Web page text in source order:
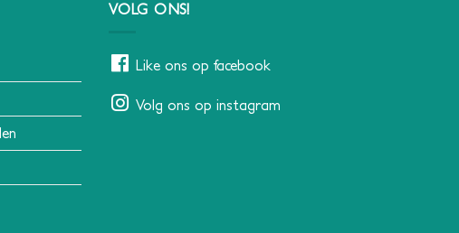
VOLG ONS!
Like ons op facebook
Volg ons op instagram